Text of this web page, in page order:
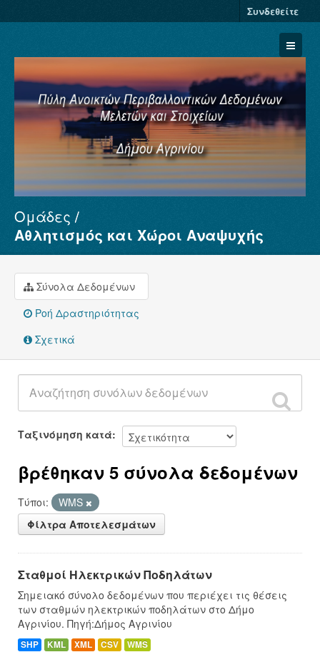
Συνδεθείτε
Σύνολα Δεδομένων
Φορείς
Σχετικά
Ομάδες
Αθλητισμός και Χώροι Αναψυχής
Σύνολα Δεδομένων
Ροή Δραστηριότητας
Σχετικά
Ταξινόμηση κατά
βρέθηκαν 5 σύνολα δεδομένων
Τύποι:
WMS
Φίλτρα Αποτελεσμάτων
Σταθμοί Ηλεκτρικών Ποδηλάτων
Σημειακό σύνολο δεδομένων που περιέχει τις θέσεις
των σταθμών ηλεκτρικών ποδηλάτων στο Δήμο
Αγρινίου. Πηγή:Δήμος Αγρινίου
SHP KML XML CSV WMS